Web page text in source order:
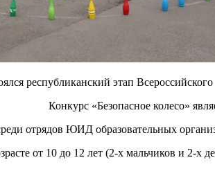
республиканский этап
главным событием в
отрядов ЮИД образовательных
от 10 до 12 лет (2-х мальчиков и 2-х